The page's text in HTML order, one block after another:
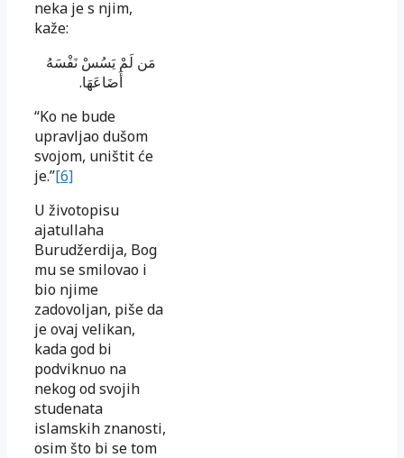
neka je s njim,
kaže:
مَن لَمْ يَسُسْ نَفْسَهُ
أَضَاعَهَا.
“Ko ne bude
upravljao dušom
svojom, uništit će
je.”[6]
U životopisu
ajatullaha
Burudžerdija, Bog
mu se smilovao i
bio njime
zadovoljan, piše da
je ovaj velikan,
kada god bi
podviknuo na
nekog od svojih
studenata
islamskih znanosti,
osim što bi se tom